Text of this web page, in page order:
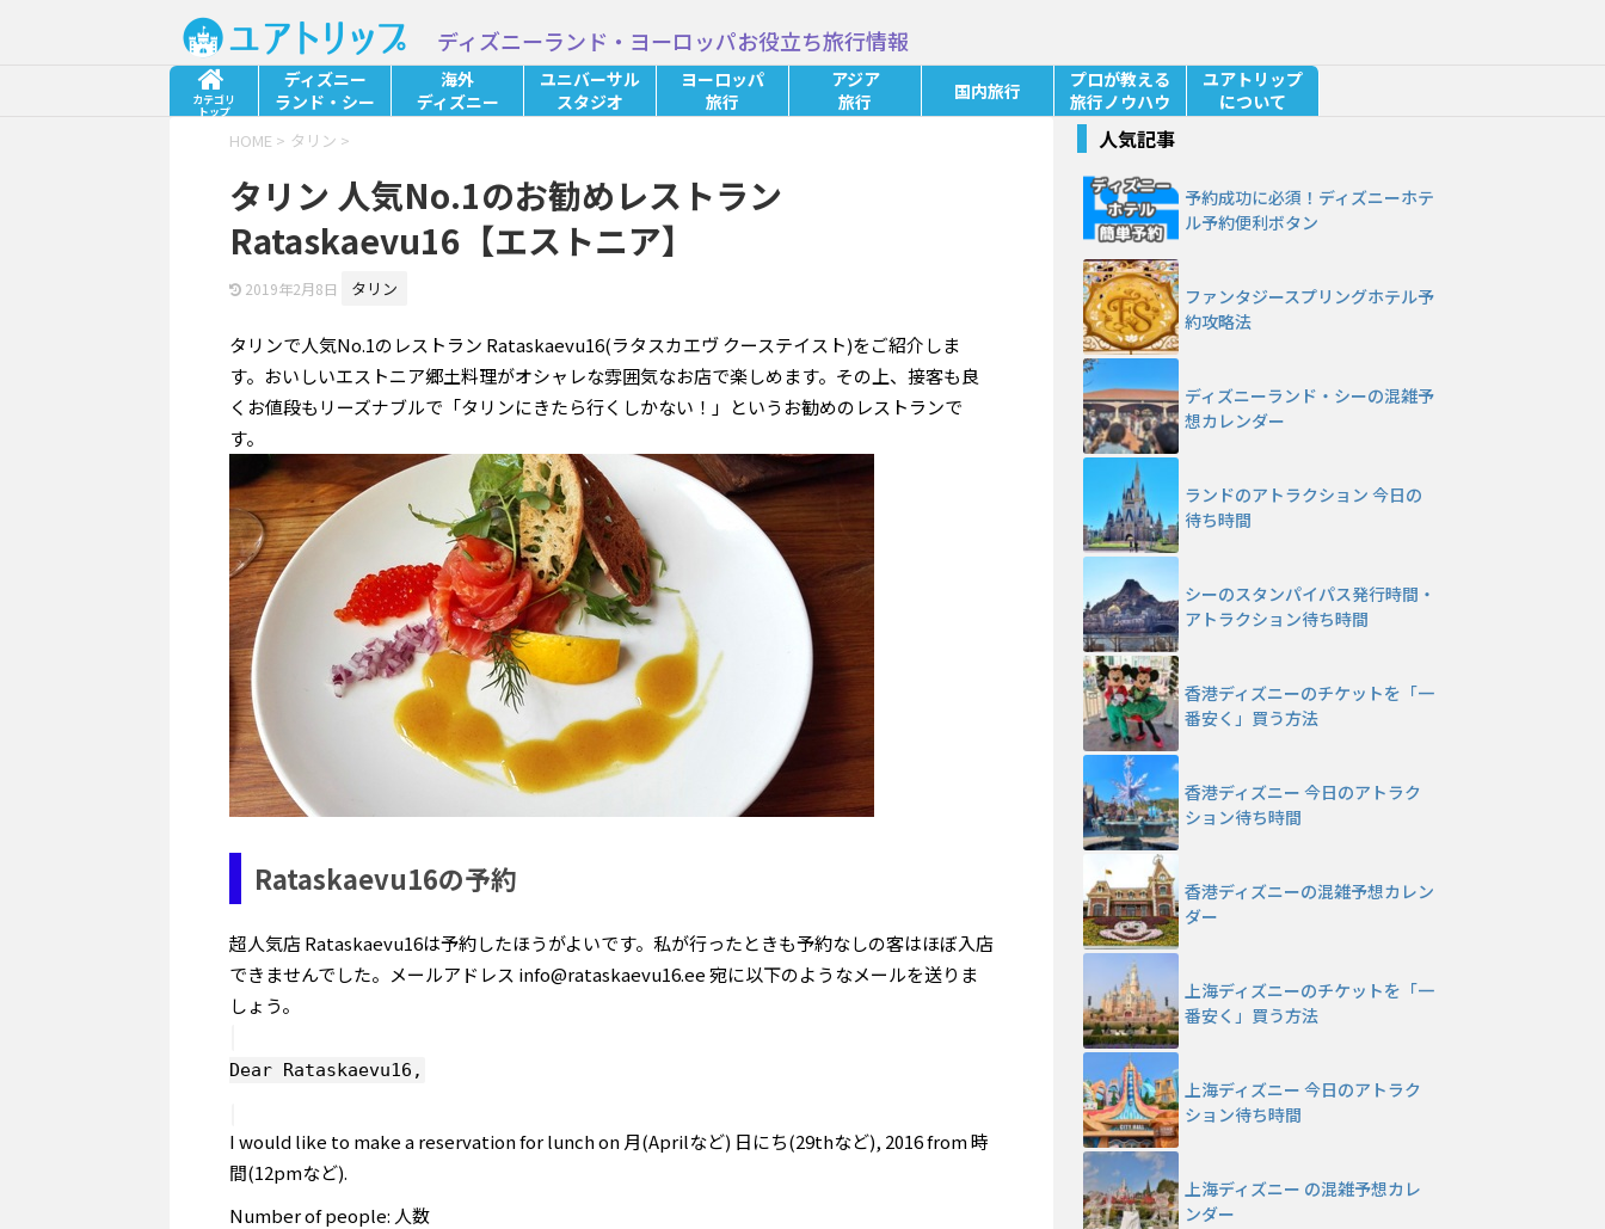
ディズニーランド・ヨーロッパお役立ち旅行情報
カテゴリ
トップ
ディズニー
ランド・シー
海外
ディズニー
ユニバーサル
スタジオ
ヨーロッパ
旅行
アジア
旅行
国内旅行
プロが教える
旅行ノウハウ
ユアトリップ
について
HOME > タリン >
タリン 人気No.1のお勧めレストラン
Rataskaevu16【エストニア】
2019年2月8日 タリン
タリンで人気No.1のレストラン Rataskaevu16(ラタスカエヴ クーステイスト)をご紹介しま
す。おいしいエストニア郷土料理がオシャレな雰囲気なお店で楽しめます。その上、接客も良
くお値段もリーズナブルで「タリンにきたら行くしかない！」というお勧めのレストランで
す。
Rataskaevu16の予約
超人気店 Rataskaevu16は予約したほうがよいです。私が行ったときも予約なしの客はほぼ入店
できませんでした。メールアドレス info@rataskaevu16.ee 宛に以下のようなメールを送りま
しょう。
Dear Rataskaevu16,
I would like to make a reservation for lunch on 月(Aprilなど) 日にち(29thなど), 2016 from 時
間(12pmなど).
Number of people: 人数
人気記事
予約成功に必須！ディズニーホテ
ル予約便利ボタン
ファンタジースプリングホテル予
約攻略法
ディズニーランド・シーの混雑予
想カレンダー
ランドのアトラクション 今日の
待ち時間
シーのスタンパイパス発行時間・
アトラクション待ち時間
香港ディズニーのチケットを「一
番安く」買う方法
香港ディズニー 今日のアトラク
ション待ち時間
香港ディズニーの混雑予想カレン
ダー
上海ディズニーのチケットを「一
番安く」買う方法
上海ディズニー 今日のアトラク
ション待ち時間
上海ディズニー の混雑予想カレ
ンダー